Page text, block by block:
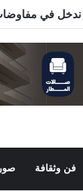
فن وثقافة